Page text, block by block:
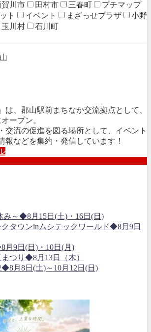
賀川市 田村市 三春町
プチマップ
ト
イベント まざっせプラザ
小野
玉川村 石川町
は、郡山駅前まちなか交流拠点として、
ープン。
交流の促進を図る場所として、イベント
報などを集約・発信しています！
み～◆8月15日(土)・16日(日)
タウンinムシテックワールド◆8月9日
月9日(日)・10日(月)
つり◆8月13日（木）
月8日(土)～10月12日(日)